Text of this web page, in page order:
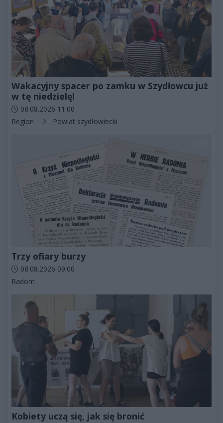
Wakacyjny spacer po zamku w Szydłowcu już
w tę niedzielę!
Data dodania artykułu:
08.08.2026 11:00
Kategorie artykułu:
Region Powiat szydłowiecki
Trzy ofiary burzy
Data dodania artykułu:
08.08.2026 09:00
Kategorie artykułu:
Radom
Kobiety uczą się, jak się bronić